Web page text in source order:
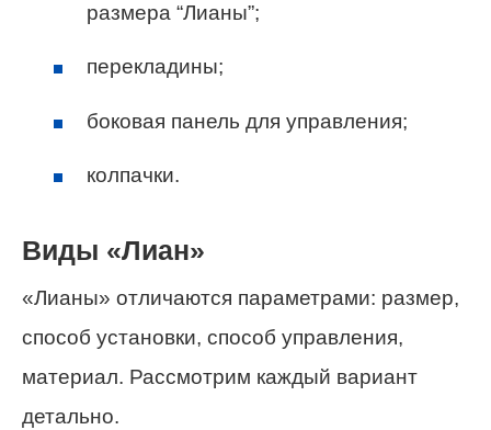
размера “Лианы”;
перекладины;
боковая панель для управления;
колпачки.
Виды «Лиан»
«Лианы» отличаются параметрами: размер,
способ установки, способ управления,
материал. Рассмотрим каждый вариант
детально.